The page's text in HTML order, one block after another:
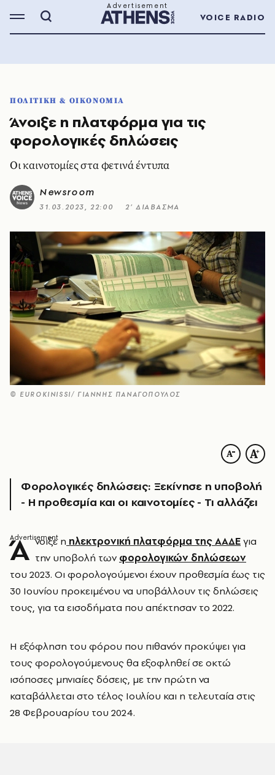
VOICE RADIO
ΠΟΛΙΤΙΚΗ & ΟΙΚΟΝΟΜΙΑ
Άνοιξε η πλατφόρμα για τις
φορολογικές δηλώσεις
Οι καινοτομίες στα φετινά έντυπα
Newsroom
31.03.2023, 22:00 2’ ΔΙΑΒΑΣΜΑ
© EUROKINISSI/ ΓΙΑΝΝΗΣ ΠΑΝΑΓΟΠΟΥΛΟΣ
Φορολογικές δηλώσεις: Ξεκίνησε η υποβολή
- Η προθεσμία και οι καινοτομίες - Τι αλλάζει
Ά νοιξε η ηλεκτρονική πλατφόρμα της ΑΑΔΕγια
την υποβολή των φορολογικών δηλώσεων
του 2023. Οι φορολογούμενοι έχουν προθεσμία έως τις
30 Ιουνίου προκειμένου να υποβάλλουν τις δηλώσεις
τους, για τα εισοδήματα που απέκτησαν το 2022.
Η εξόφληση του φόρου που πιθανόν προκύψει για
τους φορολογούμενους θα εξοφληθεί σε οκτώ
ισόποσες μηνιαίες δόσεις, με την πρώτη να
καταβάλλεται στο τέλος Ιουλίου και η τελευταία στις
28 Φεβρουαρίου του 2024.